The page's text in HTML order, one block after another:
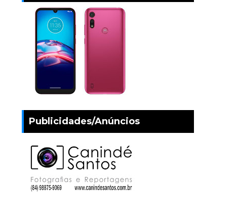
Publicidades/Anúncios